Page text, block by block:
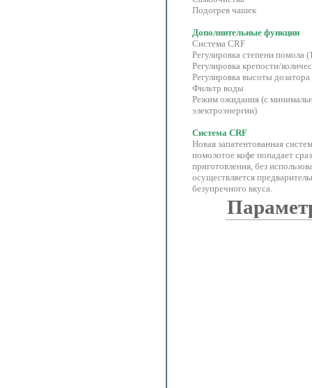
Подогрев чашек
Дополнительные функции
Система CRF
Регулировка степени помола
Регулировка крепости/
Регулировка высоты дозатора
Фильтр воды
Режим ожидания (с
электроэнергии)
Система CRF
Новая запатентованная
помолотое кофе попадает
приготовления, без
осуществляется
безупречного вкуса.